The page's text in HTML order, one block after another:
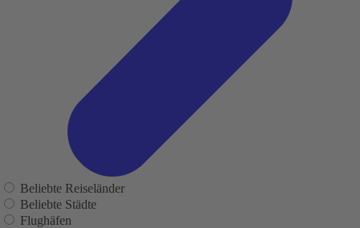
Beliebte Reiseländer
Beliebte Städte
Flughäfen